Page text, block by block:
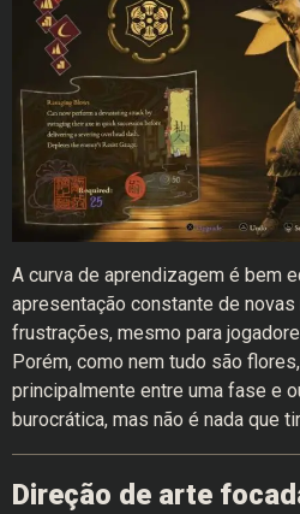
A curva de aprendizagem é bem
apresentação constante de
frustrações, mesmo para
Porém, como nem tudo são
principalmente entre uma fase e
burocrática, mas não é nada que
Direção de arte